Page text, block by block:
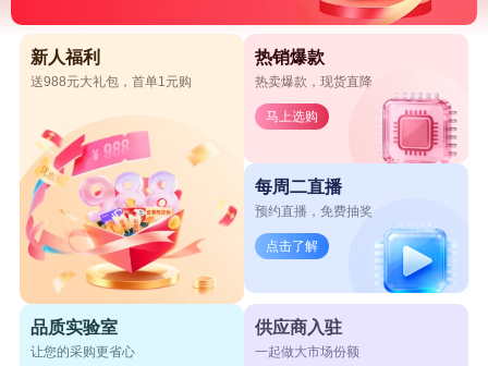
新人福利
送988元大礼包，首单1元购
热销爆款
热卖爆款，现货直降
马上选购
每周二直播
预约直播，免费抽奖
点击了解
品质实验室
让您的采购更省心
供应商入驻
一起做大市场份额